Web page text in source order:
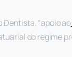
Dentista, “apoio ao
do regime